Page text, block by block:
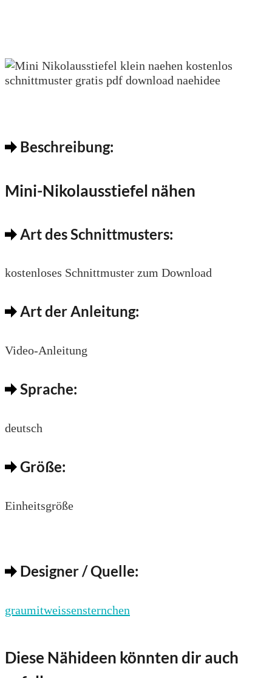
Beschreibung:
Mini-Nikolausstiefel nähen
Art des Schnittmusters:
kostenloses Schnittmuster zum Download
Art der Anleitung:
Video-Anleitung
Sprache:
deutsch
Größe:
Einheitsgröße
Designer / Quelle:
graumitweissensternchen
Diese Nähideen könnten dir auch